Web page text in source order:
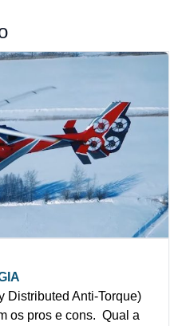
Distributed Anti-Torque)
os pros e cons. Qual a